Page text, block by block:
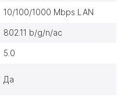
10/100/1000 Mbps LAN
802.11 b/g/n/ac
5.0
Да